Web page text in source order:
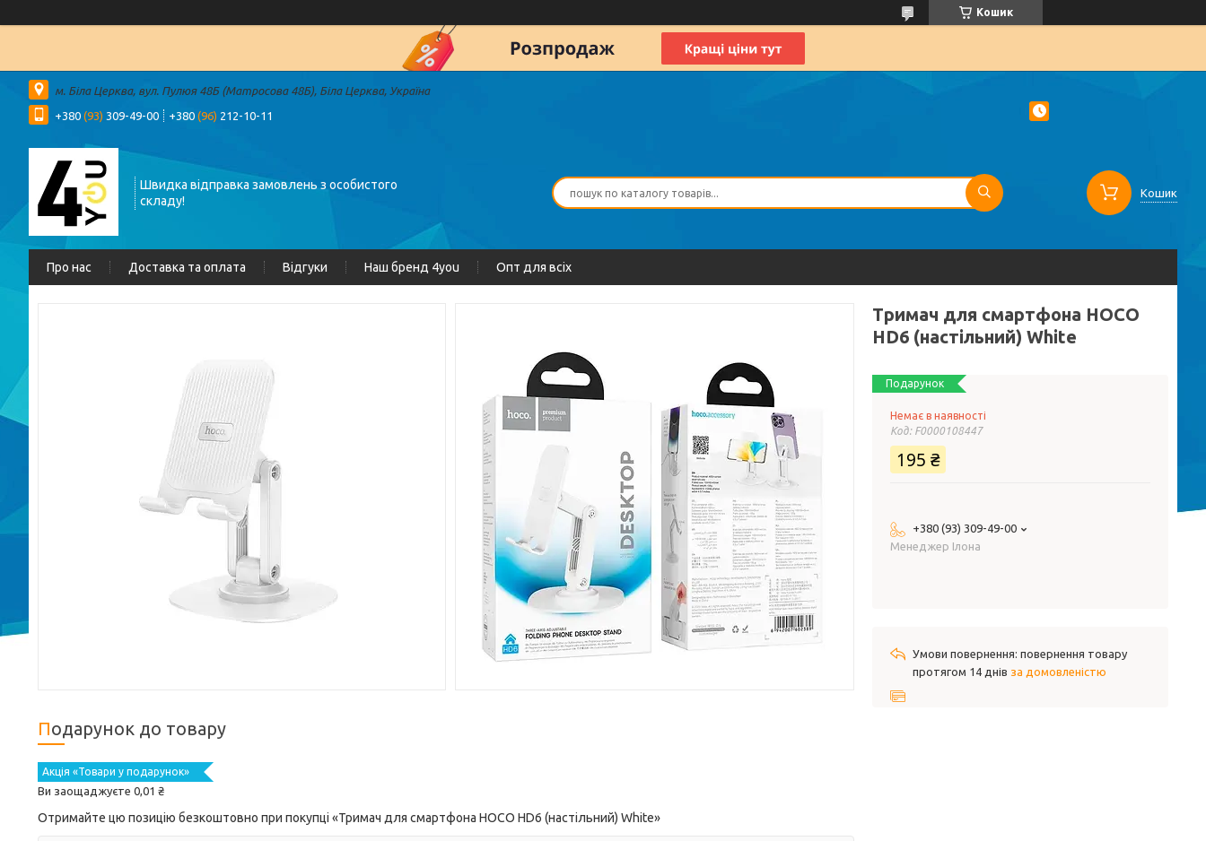
Кошик
м. Біла Церква, вул. Пулюя 48Б (Матросова 48Б), Біла Церква, Україна
+380 (93) 309-49-00 +380 (96) 212-10-11
Швидка відправка замовлень з особистого
складу!
Кошик
Про нас Доставка та оплата Відгуки Наш бренд 4you Опт для всіх
Подарунок до товару
Акція «Товари у подарунок»
Ви заощаджуєте 0,01 ₴
Отримайте цю позицію безкоштовно при покупці «Тримач для смартфона HOCO HD6 (настільний) White»
Тримач для смартфона HOCO
HD6 (настільний) White
Подарунок
Немає в наявності
Код: F0000108447
195 ₴
+380 (93) 309-49-00
Менеджер Ілона
повернення товару
протягом 14 днів за домовленістю